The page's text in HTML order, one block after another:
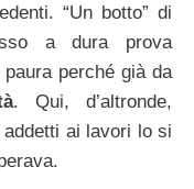
“Un botto” di
a dura prova
perché già da
. Qui, d’altronde,
ai lavori lo si